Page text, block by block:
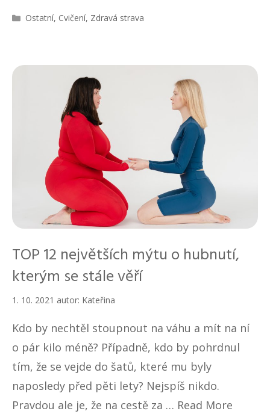
R
i
Ostatní, Cvičení, Zdravá strava
TOP 12 největších mýtu o hubnutí,
kterým se stále věří
1. 10. 2021 autor: Kateřina
Kdo by nechtěl stoupnout na váhu a mít na ní
o pár kilo méně? Případně, kdo by pohrdnul
tím, že se vejde do šatů, které mu byly
naposledy před pěti lety? Nejspíš nikdo.
Pravdou ale je, že na cestě za … Read More